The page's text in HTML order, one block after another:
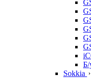
Б/
Sokkia